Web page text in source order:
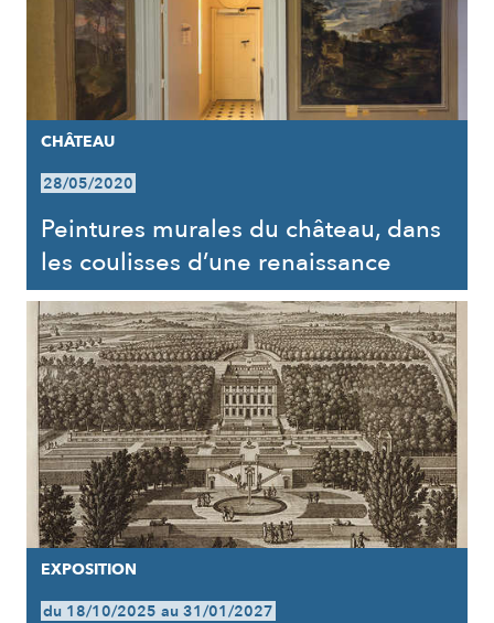
CHÂTEAU
28/05/2020
Peintures murales du château, dans
les coulisses d’une renaissance
EXPOSITION
du 18/10/2025 au 31/01/2027